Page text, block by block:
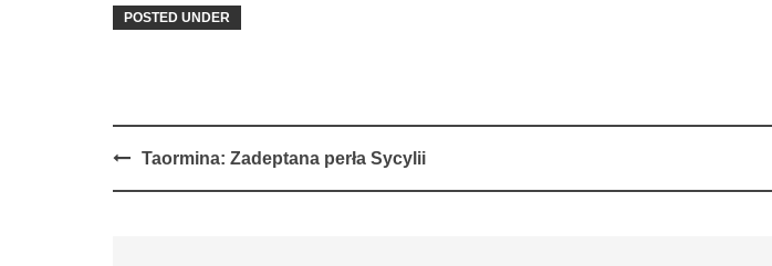
POSTED UNDER
PostTaormina: Zadeptana perła Sycylii